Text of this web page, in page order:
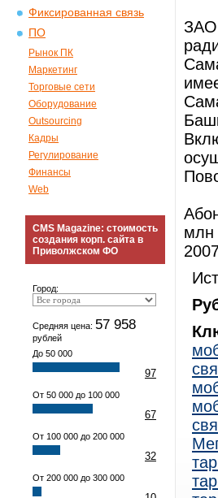
Фиксированная связь
ПО
Рынок ПК
Маркетинг
Торговые сети
Оборудование
Outsourcing
Кадры
Регулирование
Финансы
Web
CMS Magazine: стоимость
создания корп. сайта в
Приволжском ФО
Город:
Средняя цена: 57 958
рублей
До 50 000
97
От 50 000 до 100 000
67
От 100 000 до 200 000
32
От 200 000 до 300 000
ЗАО
млн